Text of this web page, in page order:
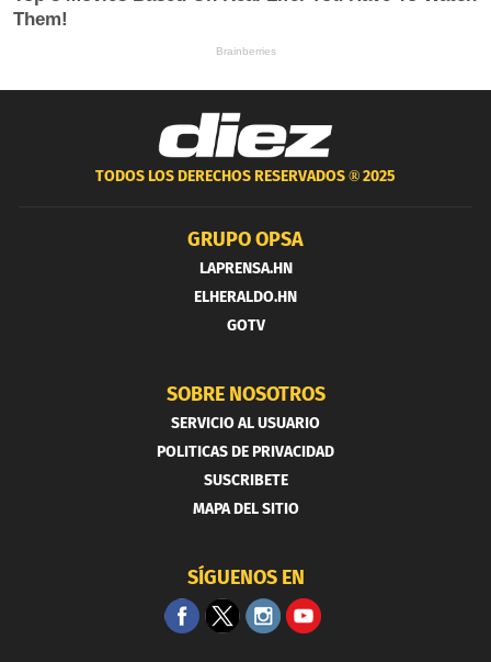
TODOS LOS DERECHOS RESERVADOS ®2025
GRUPO OPSA
LAPRENSA.HN
ELHERALDO.HN
GOTV
SOBRE NOSOTROS
SERVICIO AL USUARIO
POLITICAS DE PRIVACIDAD
SUSCRIBETE
MAPA DEL SITIO
SÍGUENOS EN